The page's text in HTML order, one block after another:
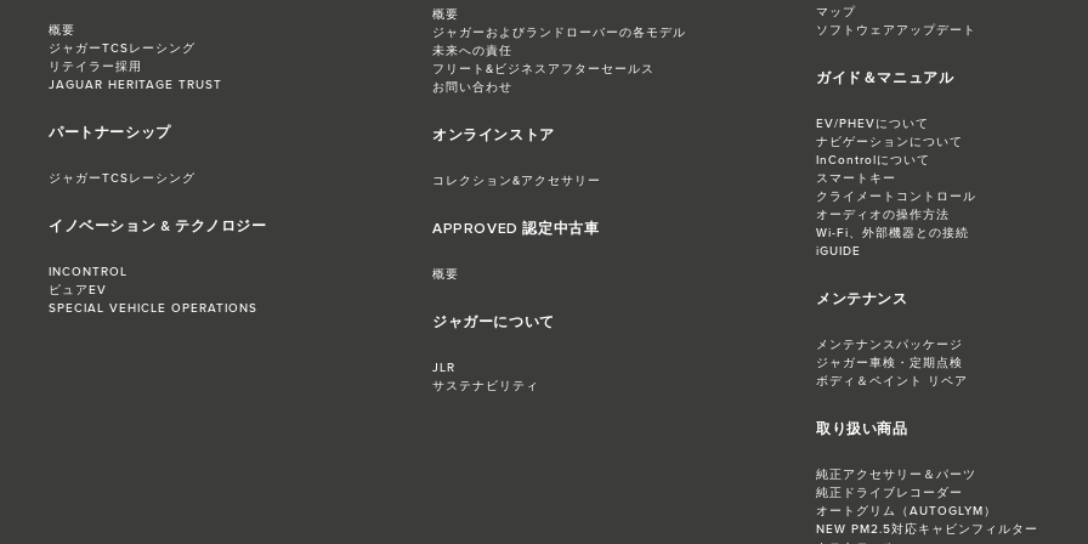
概要
ジャガーTCSレーシング
リテイラー採用
JAGUAR HERITAGE TRUST
パートナーシップ
ジャガーTCSレーシング
イノベーション & テクノロジー
INCONTROL
ピュアEV
SPECIAL VEHICLE OPERATIONS
概要
ジャガーおよびランドローバーの各モデル
未来への責任
フリート&ビジネスアフターセールス
お問い合わせ
オンラインストア
コレクション&アクセサリー
APPROVED 認定中古車
概要
ジャガーについて
JLR
サステナビリティ​
マップ
ソフトウェアアップデート
ガイド＆マニュアル
EV/PHEVについて
ナビゲーションについて
InControlについて
スマートキー
クライメートコントロール
オーディオの操作方法
Wi-Fi、外部機器との接続
iGUIDE
メンテナンス
メンテナンスパッケージ
ジャガー​車検・定期点検
ボディ＆ペイント リペア
取り扱い商品
純正アクセサリー＆パーツ
純正ドライブレコーダー
オートグリム（AUTOGLYM）
NEW PM2.5対応​キャビンフィルター